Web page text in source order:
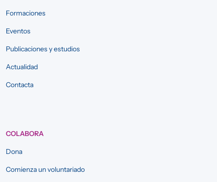
Formaciones
Eventos
Publicaciones y estudios
Actualidad
Contacta
COLABORA
Dona
Comienza un voluntariado